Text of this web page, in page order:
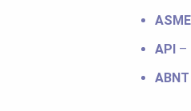
ASME
API –
ABNT